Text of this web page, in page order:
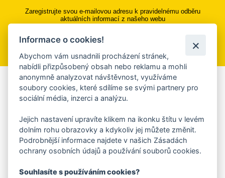
Zaregistrujte svou e-mailovou adresu k pravidelnému odběru
aktuálních informací z našeho webu
Přihlásit se k odběru
Aplikace Mobilní rozhlas
Chcete dostávat do svého mobilu či mailu upozornění na
ankety, pozvánky na kulturní a sportovní akce?
Více informací o aplikaci
Informace o cookies!
Abychom vám usnadnili procházení stránek,
nabídli přizpůsobený obsah nebo reklamu a mohli
anonymně analyzovat návštěvnost, využíváme
soubory cookies, které sdílíme se svými partnery pro
sociální média, inzerci a analýzu.
Jejich nastavení upravíte klikem na ikonku štítu v levém
dolním rohu obrazovky a kdykoliv jej můžete změnit.
Podrobnější informace najdete v našich Zásadách
ochrany osobních údajů a používání souborů cookies.
Souhlasíte s používáním cookies?